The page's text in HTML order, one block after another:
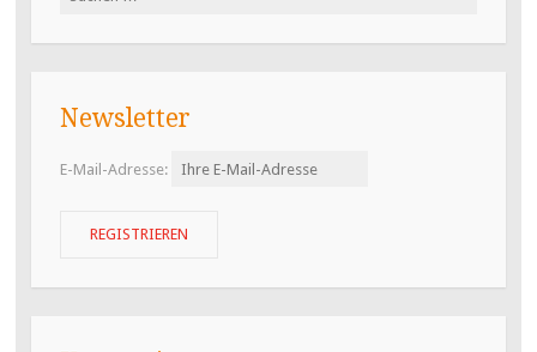
Newsletter
E-Mail-Adresse: